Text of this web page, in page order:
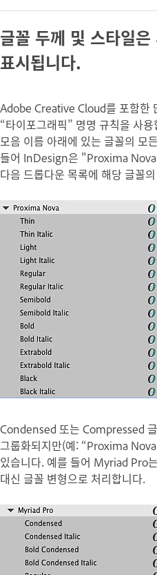
글꼴 두께 및 스타일은
표시됩니다.
Adobe Creative Cloud를 포함한
“타이포그래픽” 명명 규칙을 사
모음 이름 아래에 있는 글꼴의 모
들어 InDesign은 "Proxima
다음 드롭다운 목록에 해당 글꼴
Condensed 또는 Compressed
그룹화되지만(예: “Proxima
있습니다. 예를 들어 Myriad Pro
대신 글꼴 변형으로 처리합니다.